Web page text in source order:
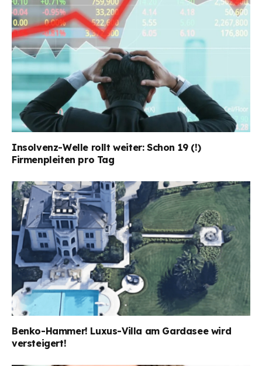
Insolvenz-Welle rollt weiter: Schon 19 (!)
Firmenpleiten pro Tag
Benko-Hammer! Luxus-Villa am Gardasee wird
versteigert!